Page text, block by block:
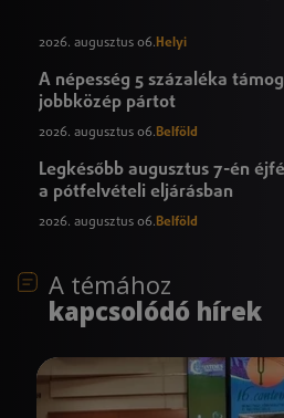
2026. augusztus 06. Helyi
A népesség 5 százaléka
jobbközép pártot
2026. augusztus 06.Belföld
Legkésőbb augusztus 7-én
a pótfelvételi eljárásban
2026. augusztus 06.Belföld
A témához
kapcsolódó hírek